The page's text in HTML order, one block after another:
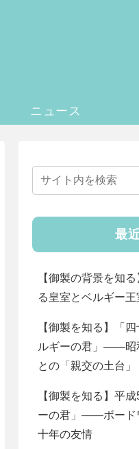
ニュース
最
【御製の背景を知
る皇室とベルギー
【御製を知る】「
ルギーの君」――昭
との「親交の土台」
【御製を知る】平
ーの君」――ボード
十年の友情